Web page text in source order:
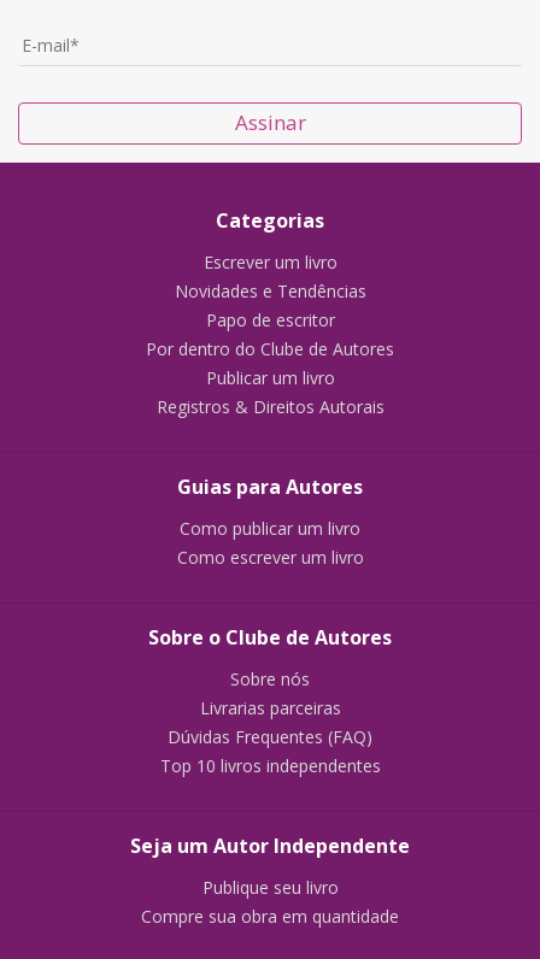
Assinar
Categorias
Escrever um livro
Novidades e Tendências
Papo de escritor
Por dentro do Clube de Autores
Publicar um livro
Registros & Direitos Autorais
Guias para Autores
Como publicar um livro
Como escrever um livro
Sobre o Clube de Autores
Sobre nós
Livrarias parceiras
Dúvidas Frequentes (FAQ)
Top 10 livros independentes
Seja um Autor Independente
Publique seu livro
Compre sua obra em quantidade